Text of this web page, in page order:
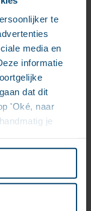
te
media en
informatie
dat dit
'Oké, naar
je
et cela à tel
besoins
ou
de
aux prises
leur
pas leurs
d’auteur
vous entourer
des
et
pleinement